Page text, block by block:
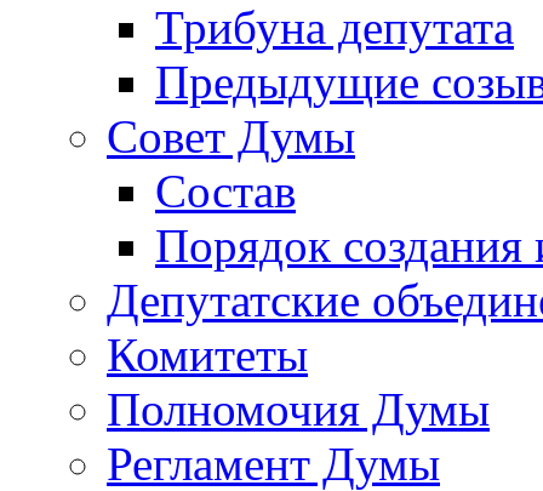
Трибуна депутата
Предыдущие
Совет Думы
Состав
Порядок создания
Депутатские
Комитеты
Полномочия Думы
Регламент Думы